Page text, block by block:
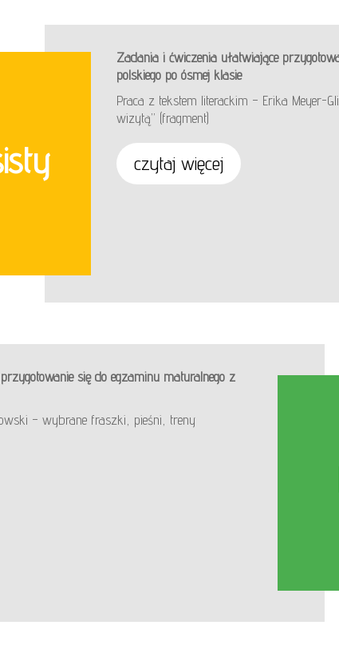
Zadania i ćwiczenia ułatwiające
polskiego po ósmej klasie
Praca z tekstem literackim – Erika Meyer-
wizytą” (fragment)
czytaj więcej
się do egzaminu maturalnego z
– wybrane fraszki, pieśni, treny